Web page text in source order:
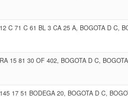
C 71 C 61 BL 3 CA 25 A, BOGOTA D C,
15 81 30 OF 402, BOGOTA D C, BOGOTA
17 51 BODEGA 20, BOGOTA D C,